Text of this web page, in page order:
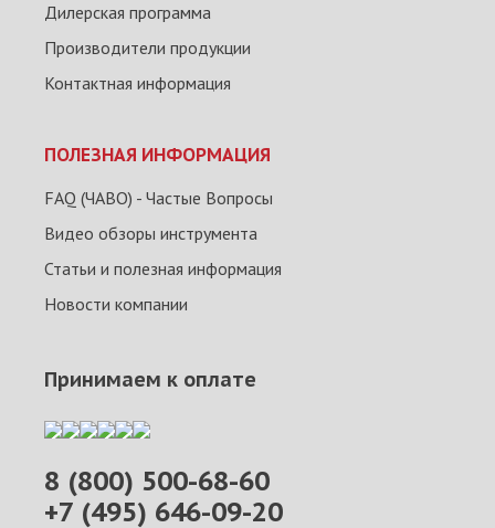
Дилерская программа
Производители продукции
Контактная информация
ПОЛЕЗНАЯ ИНФОРМАЦИЯ
FAQ (ЧАВО) - Частые Вопросы
Видео обзоры инструмента
Статьи и полезная информация
Новости компании
8 (800) 500-68-60
+7 (495) 646-09-20
Принимаем к оплате